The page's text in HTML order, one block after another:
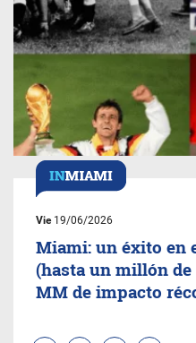
Vie19/06/2026
Miami: un éxito en
(hasta un millón de
MM de impacto